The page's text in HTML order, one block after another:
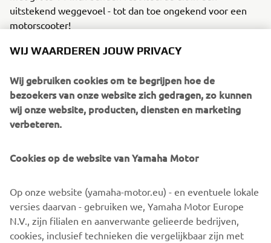
uitstekend weggevoel - tot dan toe ongekend voor een
motorscooter!
2001 F225A
©Yamaha Motor Europe N.V. / Yamaha Motor Co., Ltd.
mogen nooit worden gebruikt voor commerciële of niet-
commerciële doeleinden zonder de uitdrukkelijke
schriftelijke toestemming van Yamaha Motor Europe N.V.
en/of Yamaha Motor Co., Ltd.
WIJ WAARDEREN JOUW PRIVACY
Wij gebruiken cookies om te begrijpen hoe de
bezoekers van onze website zich gedragen, zo kunnen
wij onze website, producten, diensten en marketing
verbeteren.
Cookies op de website van Yamaha Motor
Op onze website (yamaha-motor.eu) - en eventuele lokale
versies daarvan - gebruiken we, Yamaha Motor Europe
N.V., zijn filialen en aanverwante gelieerde bedrijven,
cookies, inclusief technieken die vergelijkbaar zijn met